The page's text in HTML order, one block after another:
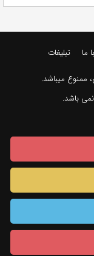
ما تبلیغات
ممنوع میباشد.
باشد.